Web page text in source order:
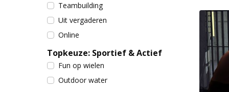
Teambuilding
Uit vergaderen
Online
Topkeuze: Sportief & Actief
Fun op wielen
Outdoor water